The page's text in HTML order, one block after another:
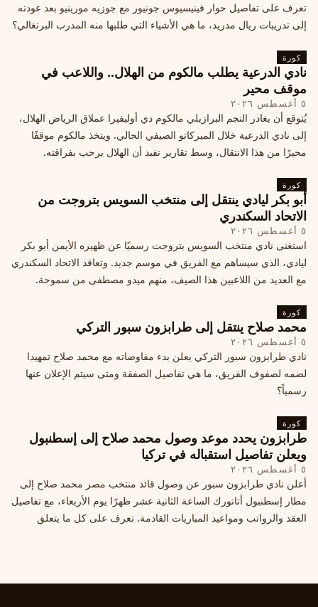
تعرف على تفاصيل حوار فينيسيوس جونيور مع جوزيه مورينيو بعد عودته
إلى تدريبات ريال مدريد، ما هي الأشياء التي طلبها منه المدرب البرتغالي؟
كورة
نادي الدرعية يطلب مالكوم من الهلال.. واللاعب في
موقف محير
٥ أغسطس ٢٠٢٦
يُتوقع أن يغادر النجم البرازيلي مالكوم دي أوليفيرا عملاق الرياض الهلال،
إلى نادي الدرعية خلال الميركاتو الصيفي الحالي. ويتخذ مالكوم موقفًا
محيرًا من هذا الانتقال، وسط تقارير تفيد أن الهلال يرحب بفراقته.
كورة
أبو بكر ليادي ينتقل إلى منتخب السويس بتروجت من
الاتحاد السكندري
٥ أغسطس ٢٠٢٦
استغنى نادي منتخب السويس بتروجت رسميًا عن ظهيره الأيمن أبو بكر
ليادي، الذي سيساهم مع الفريق في موسم جديد. وتعاقد الاتحاد السكندري
مع العديد من اللاعبين هذا الصيف، منهم ميدو مصطفى من سموحة.
كورة
محمد صلاح ينتقل إلى طرابزون سبور التركي
٥ أغسطس ٢٠٢٦
نادي طرابزون سبور التركي يعلن بدء مفاوضاته مع محمد صلاح تمهيدا
لضمه لصفوف الفريق، ما هي تفاصيل الصفقة ومتى سيتم الإعلان عنها
رسمياً؟
كورة
طرابزون يحدد موعد وصول محمد صلاح إلى إسطنبول
ويعلن تفاصيل استقباله في تركيا
٥ أغسطس ٢٠٢٦
أعلن نادي طرابزون سبور عن وصول قائد منتخب مصر محمد صلاح إلى
مطار إسطنبول أتاتورك الساعة الثانية عشر ظهرًا يوم الأربعاء، مع تفاصيل
العقد والرواتب ومواعيد المباريات القادمة. تعرف على كل ما يتعلق